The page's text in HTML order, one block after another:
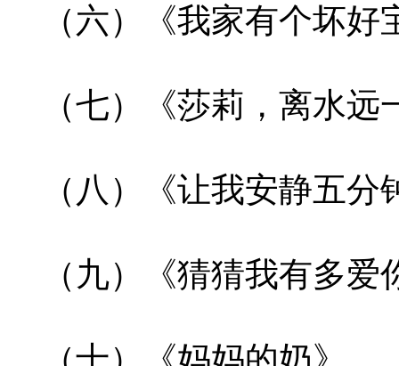
（六）《我家有个坏好
（七）《莎莉，离水远
（八）《让我安静五分
（九）《猜猜我有多爱